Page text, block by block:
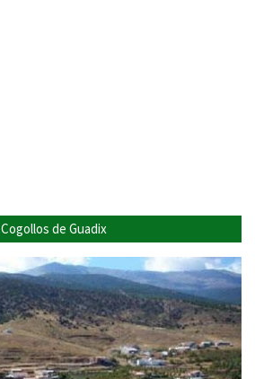
Cogollos de Guadix